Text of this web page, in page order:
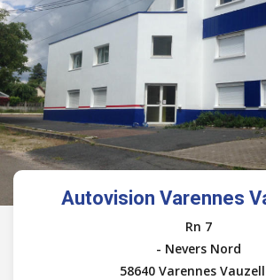
Autovision Varennes
Rn 7
- Nevers Nord
58640 Varennes